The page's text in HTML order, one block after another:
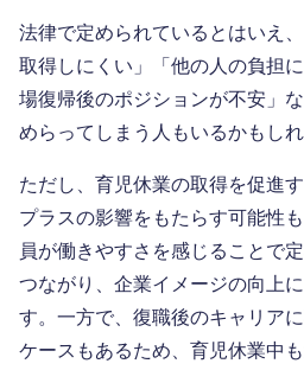
法律で定められているとはいえ
取得しにくい」「他の人の負担
場復帰後のポジションが不安」
めらってしまう人もいるかもしれ
ただし、育児休業の取得を促進
プラスの影響をもたらす可能性
員が働きやすさを感じることで
つながり、企業イメージの向上
す。一方で、復職後のキャリア
ケースもあるため、育児休業中